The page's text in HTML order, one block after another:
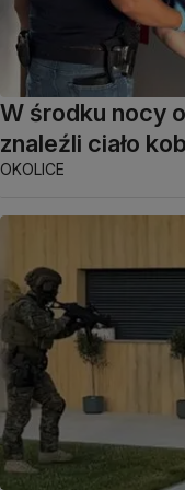
W środku nocy
znaleźli ciało
OKOLICE